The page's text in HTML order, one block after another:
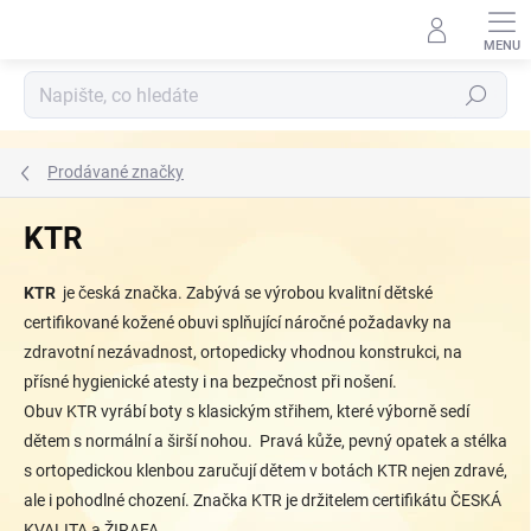
Hledat
Prodávané značky
KTR
KTR je česká značka. Zabývá se výrobou kvalitní dětské
certifikované kožené obuvi splňující náročné požadavky na
zdravotní nezávadnost, ortopedicky vhodnou konstrukci, na
přísné hygienické atesty i na bezpečnost při nošení.
Obuv KTR vyrábí boty s klasickým střihem, které výborně sedí
dětem s normální a širší nohou. Pravá kůže, pevný opatek a stélka
s ortopedickou klenbou zaručují dětem v botách KTR nejen zdravé,
ale i pohodlnéchození. Značka KTR je držitelem certifikátu ČESKÁ